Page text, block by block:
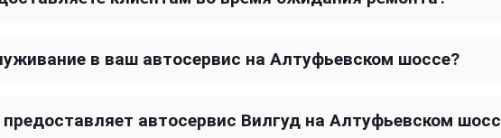
в ваш автосервис на Алтуфьевском шоссе?
автосервис Вилгуд на Алтуфьевском